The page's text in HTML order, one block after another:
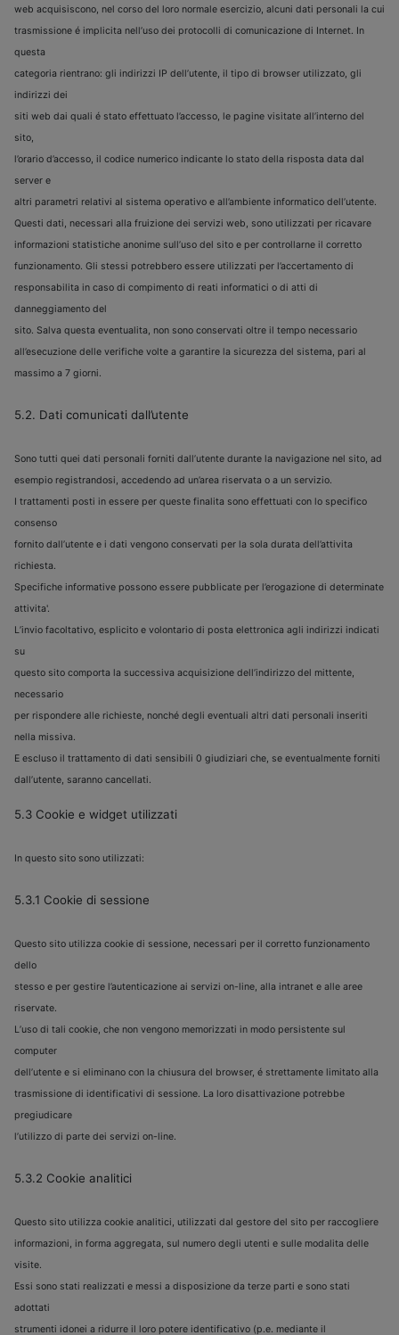
web acquisiscono, nel corso del loro normale esercizio, alcuni dati personali la cui
trasmissione é implicita nell’uso dei protocolli di comunicazione di Internet. In
questa
categoria rientrano: gli indirizzi IP dell’utente, il tipo di browser utilizzato, gli
indirizzi dei
siti web dai quali é stato effettuato l’accesso, le pagine visitate all’interno del
sito,
l’orario d’accesso, il codice numerico indicante lo stato della risposta data dal
server e
altri parametri relativi al sistema operativo e all’ambiente informatico dell’utente.
Questi dati, necessari alla fruizione dei servizi web, sono utilizzati per ricavare
informazioni statistiche anonime sull’uso del sito e per controllarne il corretto
funzionamento. Gli stessi potrebbero essere utilizzati per l’accertamento di
responsabilita in caso di compimento di reati informatici o di atti di
danneggiamento del
sito. Salva questa eventualita, non sono conservati oltre il tempo necessario
all’esecuzione delle verifiche volte a garantire la sicurezza del sistema, pari al
massimo a 7 giorni.
5.2. Dati comunicati dall’utente
Sono tutti quei dati personali forniti dall’utente durante la navigazione nel sito, ad
esempio registrandosi, accedendo ad un’area riservata o a un servizio.
I trattamenti posti in essere per queste finalita sono effettuati con lo specifico
consenso
fornito dall’utente e i dati vengono conservati per la sola durata dell’attivita
richiesta.
Specifiche informative possono essere pubblicate per l’erogazione di determinate
attivita'.
L’invio facoltativo, esplicito e volontario di posta elettronica agli indirizzi indicati
su
questo sito comporta la successiva acquisizione dell’indirizzo del mittente,
necessario
per rispondere alle richieste, nonché degli eventuali altri dati personali inseriti
nella missiva.
E escluso il trattamento di dati sensibili 0 giudiziari che, se eventualmente forniti
dall’utente, saranno cancellati.
5.3 Cookie e widget utilizzati
In questo sito sono utilizzati:
5.3.1 Cookie di sessione
Questo sito utilizza cookie di sessione, necessari per il corretto funzionamento
dello
stesso e per gestire l’autenticazione ai servizi on-line, alla intranet e alle aree
riservate.
L’uso di tali cookie, che non vengono memorizzati in modo persistente sul
computer
dell’utente e si eliminano con la chiusura del browser, é strettamente limitato alla
trasmissione di identificativi di sessione. La loro disattivazione potrebbe
pregiudicare
l’utilizzo di parte dei servizi on-line.
5.3.2 Cookie analitici
Questo sito utilizza cookie analitici, utilizzati dal gestore del sito per raccogliere
informazioni, in forma aggregata, sul numero degli utenti e sulle modalita delle
visite.
Essi sono stati realizzati e messi a disposizione da terze parti e sono stati
adottati
strumenti idonei a ridurre il loro potere identificativo (p.e. mediante il